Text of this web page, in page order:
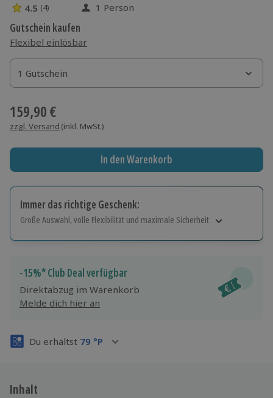
4.5 Sterne von 5 aus 4 Bewertungen
4.5 (4) 1 Person
Gutschein kaufen
Flexibel einlösbar
1 Gutschein
1 Gutschein
1 Gutschein
159,90 €
zzgl. Versand (inkl. MwSt.)
In den Warenkorb
Immer das richtige Geschenk:
Große Auswahl, volle Flexibilität und maximale Sicherheit
Jeder Gutschein für alle Erlebnisse einlösbar.
Maximale Sicherheit
3 Jahre gültig & verlängerbar.
-15%* Club Deal verfügbar
Direktabzug im Warenkorb
Melde dich hier an
Du erhältst 79 °P
Inhalt